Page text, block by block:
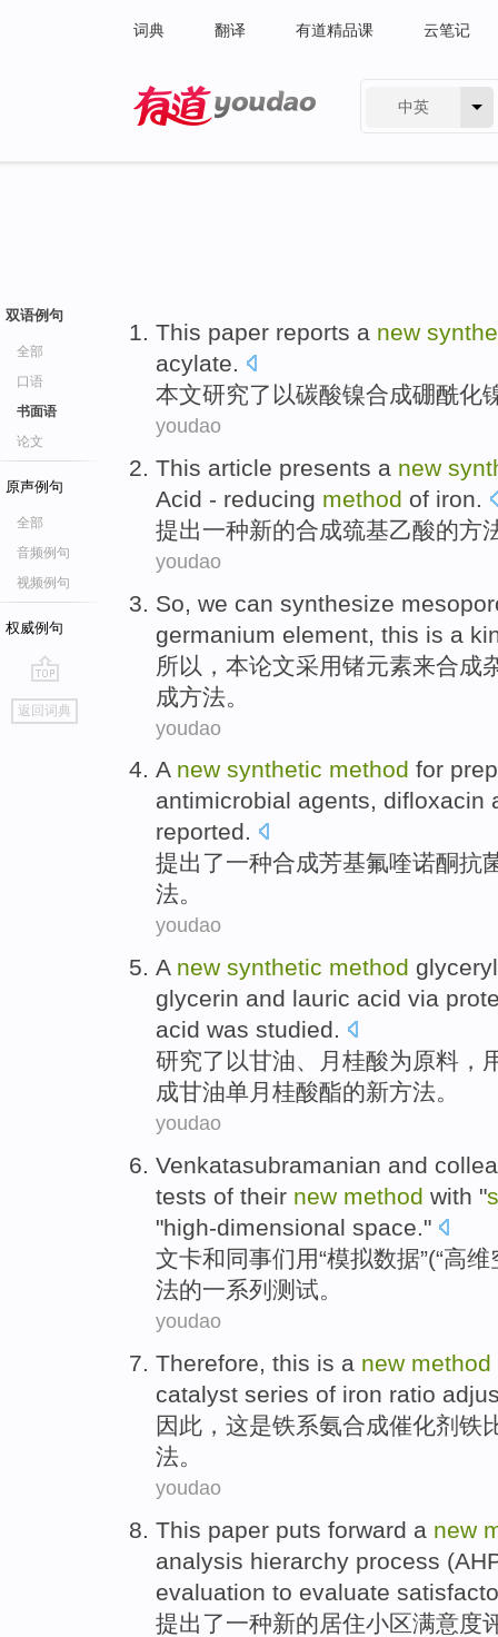
词典 翻译 有道精品课 云笔记
中英
双语例句
全部
口语
书面语
论文
原声例句
全部
音频例句
视频例句
权威例句
go
top
返回词典
This paper reports a new
acylate.
本文研究了 以碳酸镍合成硼酰化
youdao
This article presents a new
Acid - reducing method of iron.
提出一种新的合成巯基乙酸的方
youdao
So , we can synthesize
germanium element this is a
所以 ，本论文采用锗元素来合成
成方法。
youdao
A new synthetic method for
antimicrobial agents, difloxacin
reported.
提出了一种合成芳基氟喹诺酮抗
法。
youdao
A new synthetic method glyceryl
glycerin and lauric acid via
acid was studied.
研究了 以甘油、 月桂酸为原料，
成甘油单月桂酸酯的新方法。
youdao
Venkatasubramanian and
tests of their new method with "
"high-dimensional space."
文卡和 同事们用“模拟数据”(“高维
法的一系列 测试。
youdao
Therefore, this is a new method
catalyst series of iron ratio
因此 ， 这是铁系氨合成催化剂 铁
法。
youdao
This paper puts forward a new
analysis hierarchy process (
evaluation to evaluate
提出了一种新的居住小区满意度